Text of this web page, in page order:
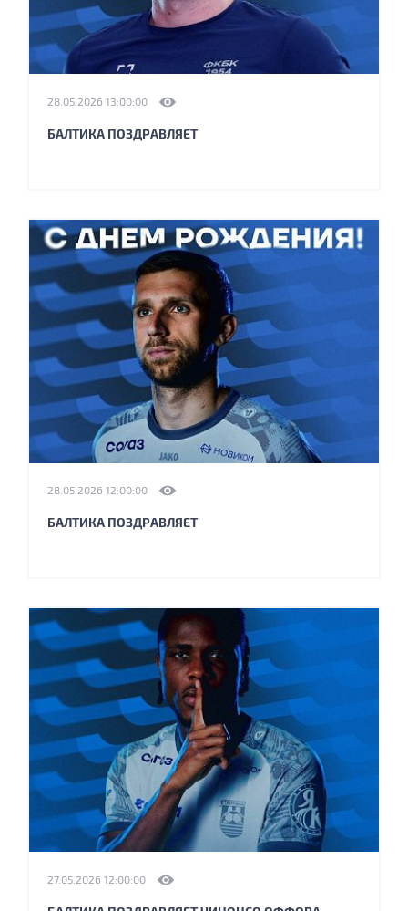
28.05.2026 13:00:00
БАЛТИКА ПОЗДРАВЛЯЕТ
28.05.2026 12:00:00
БАЛТИКА ПОЗДРАВЛЯЕТ
27.05.2026 12:00:00